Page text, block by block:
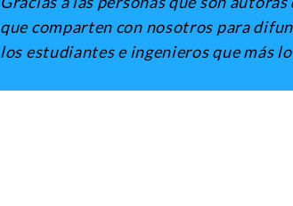
que comparten con nosotros para
los estudiantes e ingenieros que más